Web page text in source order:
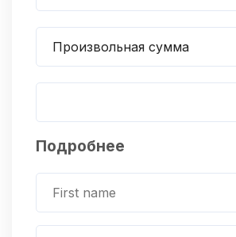
Произвольная сумма
Подробнее